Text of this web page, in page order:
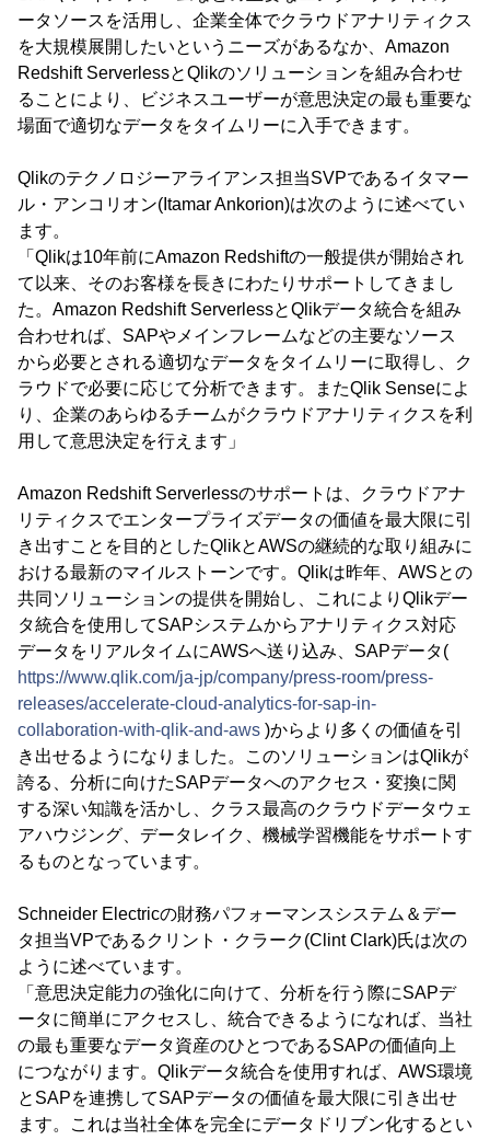
ータソースを活用し、企業全体でクラウドアナリティクス
を大規模展開したいというニーズがあるなか、Amazon
Redshift ServerlessとQlikのソリューションを組み合わせ
ることにより、ビジネスユーザーが意思決定の最も重要な
場面で適切なデータをタイムリーに入手できます。
Qlikのテクノロジーアライアンス担当SVPであるイタマー
ル・アンコリオン(Itamar Ankorion)は次のように述べてい
ます。
「Qlikは10年前にAmazon Redshiftの一般提供が開始され
て以来、そのお客様を長きにわたりサポートしてきまし
た。Amazon Redshift ServerlessとQlikデータ統合を組み
合わせれば、SAPやメインフレームなどの主要なソース
から必要とされる適切なデータをタイムリーに取得し、ク
ラウドで必要に応じて分析できます。またQlik Senseによ
り、企業のあらゆるチームがクラウドアナリティクスを利
用して意思決定を行えます」
Amazon Redshift Serverlessのサポートは、クラウドアナ
リティクスでエンタープライズデータの価値を最大限に引
き出すことを目的としたQlikとAWSの継続的な取り組みに
おける最新のマイルストーンです。Qlikは昨年、AWSとの
共同ソリューションの提供を開始し、これによりQlikデー
タ統合を使用してSAPシステムからアナリティクス対応
データをリアルタイムにAWSへ送り込み、SAPデータ(
https://www.qlik.com/ja-jp/company/press-room/press-
releases/accelerate-cloud-analytics-for-sap-in-
collaboration-with-qlik-and-aws )からより多くの価値を引
き出せるようになりました。このソリューションはQlikが
誇る、分析に向けたSAPデータへのアクセス・変換に関
する深い知識を活かし、クラス最高のクラウドデータウェ
アハウジング、データレイク、機械学習機能をサポートす
るものとなっています。
Schneider Electricの財務パフォーマンスシステム＆デー
タ担当VPであるクリント・クラーク(Clint Clark)氏は次の
ように述べています。
「意思決定能力の強化に向けて、分析を行う際にSAPデ
ータに簡単にアクセスし、統合できるようになれば、当社
の最も重要なデータ資産のひとつであるSAPの価値向上
につながります。Qlikデータ統合を使用すれば、AWS環境
とSAPを連携してSAPデータの価値を最大限に引き出せ
ます。これは当社全体を完全にデータドリブン化するとい